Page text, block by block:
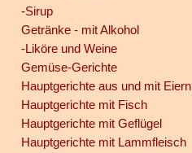
-Sirup
Getränke - mit Alkohol
-Liköre und Weine
Gemüse-Gerichte
Hauptgerichte aus und mit Eiern
Hauptgerichte mit Fisch
Hauptgerichte mit Geflügel
Hauptgerichte mit Lammfleisch